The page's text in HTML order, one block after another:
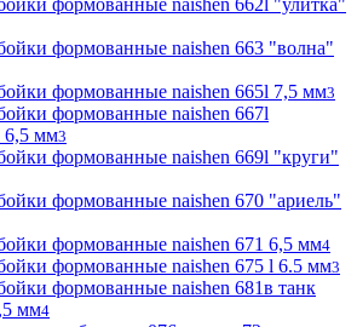
формованные naishen 662l "улитка"
формованные naishen 663 "волна"
формованные naishen 665l 7,5 мм3
формованные naishen 667l
6,5 мм3
формованные naishen 669l "круги"
формованные naishen 670 "ариель"
формованные naishen 671 6,5 мм4
формованные naishen 675 l 6.5 мм3
формованные naishen 681в танк
мм4